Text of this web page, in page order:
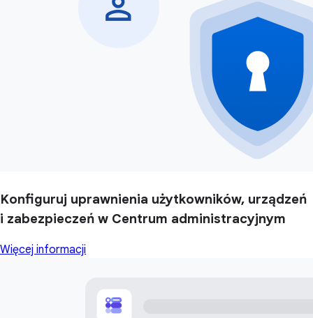
Konfiguruj uprawnienia użytkowników, urządzeń
i zabezpieczeń w Centrum administracyjnym
Więcej informacji